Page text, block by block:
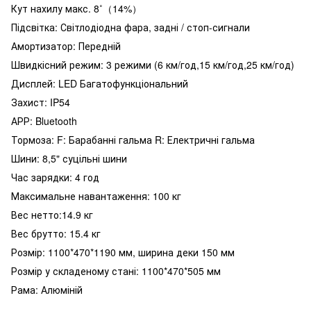
Кут нахилу макс. 8˚（14%）
Підсвітка: Світлодіодна фара, задні / стоп-сигнали
Амортизатор: Передній
Швидкісний режим: 3 режими (6 км/год,15 км/год,25 км/год)
Дисплей: LED Багатофункціональний
Захист: IP54
АРР: Bluetooth
Тормоза: F: Барабанні гальма R: Електричні гальма
Шини: 8,5" суцільні шини
Час зарядки: 4 год
Максимальне навантаження: 100 кг
Вес нетто:14.9 кг
Вес брутто: 15.4 кг
Розмір: 1100*470*1190 мм, ширина деки 150 мм
Розмір у складеному стані: 1100*470*505 мм
Рама: Алюміній